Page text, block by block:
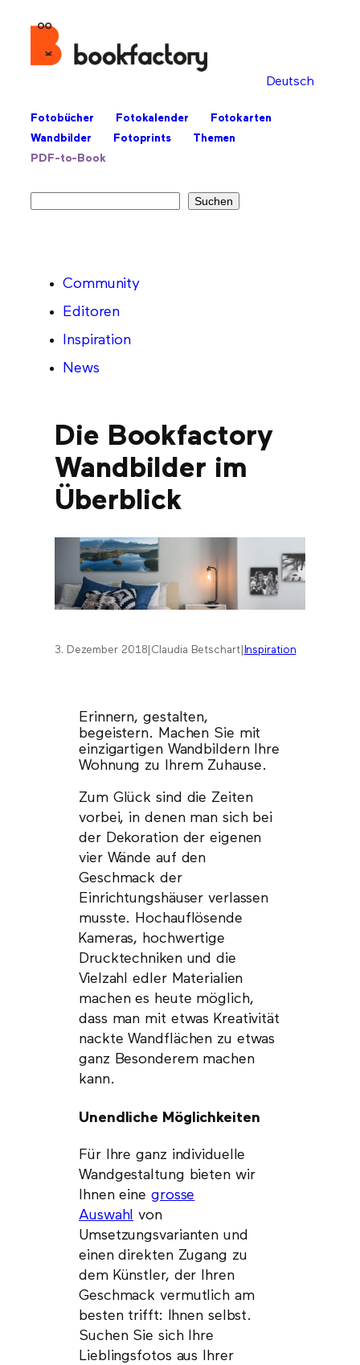
Deutsch
Fotobücher Fotokalender
Fotokarten
Wandbilder
Fotoprints
Themen
PDF-to-Book
Suchen
Community
Editoren
Inspiration
News
Die Bookfactory
Wandbilder im
Überblick
3. Dezember 2018 Claudia Betschart| Inspiration
Erinnern, gestalten,
begeistern. Machen Sie mit
einzigartigen Wandbildern Ihre
Wohnung zu Ihrem Zuhause.
Zum Glück sind die Zeiten
vorbei, in denen man sich bei
der Dekoration der eigenen
vier Wände auf den
Geschmack der
Einrichtungshäuser verlassen
musste. Hochauflösende
Kameras, hochwertige
Drucktechniken und die
Vielzahl edler Materialien
machen es heute möglich,
dass man mit etwas Kreativität
nackte Wandflächen zu etwas
ganz Besonderem machen
kann.
Unendliche Möglichkeiten
Für Ihre ganz individuelle
Wandgestaltung bieten wir
Ihnen eine grosse
Auswahl von
Umsetzungsvarianten und
einen direkten Zugang zu
dem Künstler, der Ihren
Geschmack vermutlich am
besten trifft: Ihnen selbst.
Suchen Sie sich Ihre
Lieblingsfotos aus Ihrer